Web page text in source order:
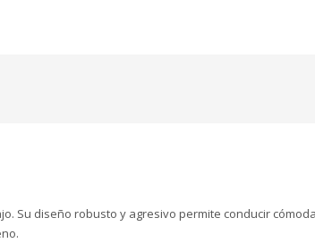
Su diseño robusto y agresivo permite conducir